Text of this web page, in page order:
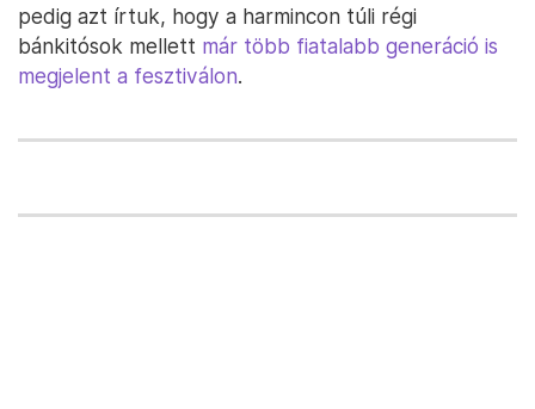
pedig azt írtuk, hogy a harmincon túli régi
bánkitósok mellett már több fiatalabb generáció is
megjelent a fesztiválon.